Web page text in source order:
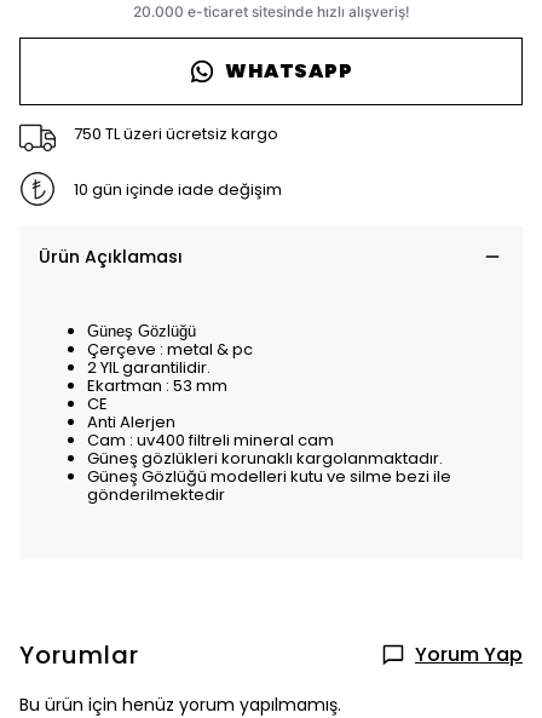
WHATSAPP
750 TL üzeri ücretsiz kargo
10 gün içinde iade değişim
Ürün Açıklaması
Güneş Gözlüğü
Çerçeve : metal & pc
2 YIL garantilidir.
Ekartman : 53 mm
CE
Anti Alerjen
Cam : uv400 filtreli mineral cam
Güneş gözlükleri korunaklı kargolanmaktadır.
Güneş Gözlüğü modelleri kutu ve silme bezi ile
gönderilmektedir
Yorumlar Yorum Yap
Bu ürün için henüz yorum yapılmamış.